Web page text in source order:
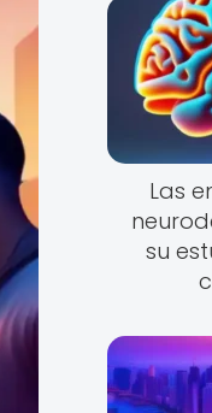
Las
su